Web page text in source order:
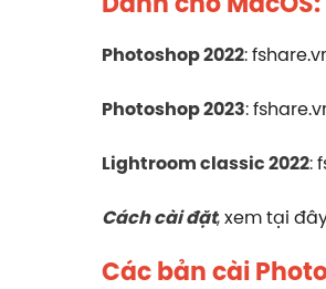
Photoshop 2022:
Photoshop 2023:
Lightroom classic 2022:
Cách cài đặt,xem tại
Các bản cài